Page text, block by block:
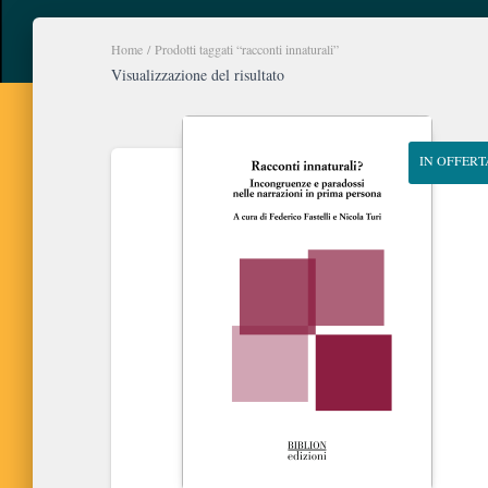
Home / Prodotti taggati “racconti innaturali”
Visualizzazione del risultato
IN